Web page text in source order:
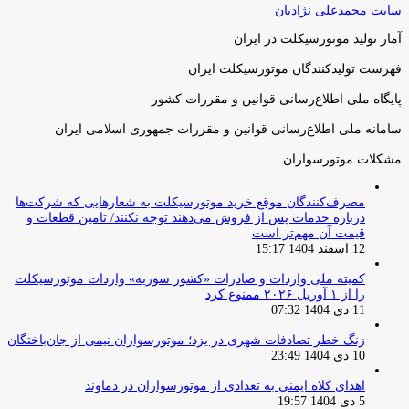
سایت محمدعلی نژادیان
آمار تولید موتورسیکلت در ایران
فهرست تولیدکنندگان موتورسیکلت ایران
پایگاه ملی اطلاع‌رسانی قوانین و مقررات کشور
سامانه ملی اطلاع‌رسانی قوانین و مقررات جمهوری اسلامی ایران
مشکلات موتورسواران
مصرف‌کنندگان موقع خرید موتورسیکلت به شعارهایی که شرکت‌ها
درباره خدمات پس از فروش می‌دهند توجه نکنند/ تامین قطعات و
قیمت آن مهم‌تر است
12 اسفند 1404 15:17
کمیته ملی واردات و صادرات «کشور سوریه» واردات موتورسیکلت
را از ۱ آوریل ۲۰۲۶ ممنوع کرد
11 دی 1404 07:32
زنگ خطر تصادفات شهری در یزد؛ موتورسواران نیمی از جان‌باختگان
10 دی 1404 23:49
اهدای کلاه ایمنی به تعدادی از موتورسواران در دماوند
5 دی 1404 19:57